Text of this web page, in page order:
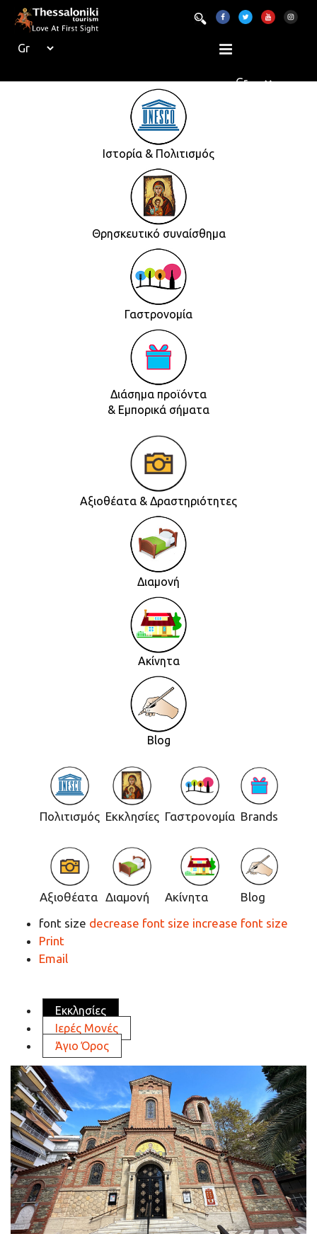
Ιστορία & Πολιτισμός
Θρησκευτικό συναίσθημα
Γαστρονομία
Διάσημα προϊόντα
& Εμπορικά σήματα
Αξιοθέατα & Δραστηριότητες
Διαμονή
Ακίνητα
Blog
Πολιτισμός Εκκλησίες Γαστρονομία Brands
Αξιοθέατα Διαμονή Ακίνητα
Blog
font size decrease font size increase font size
Print
Email
Εκκλησίες
Ιερές Μονές
Άγιο Όρος